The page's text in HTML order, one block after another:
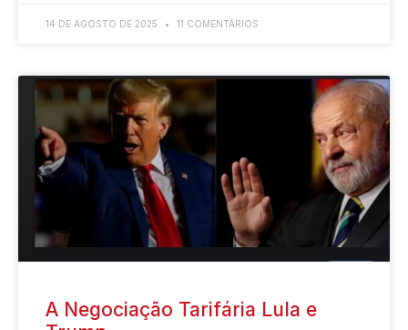
14 DE AGOSTO DE 2025 11 COMENTÁRIOS
A Negociação Tarifária Lula e